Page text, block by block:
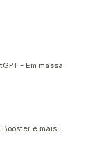
- Em massa
e mais.